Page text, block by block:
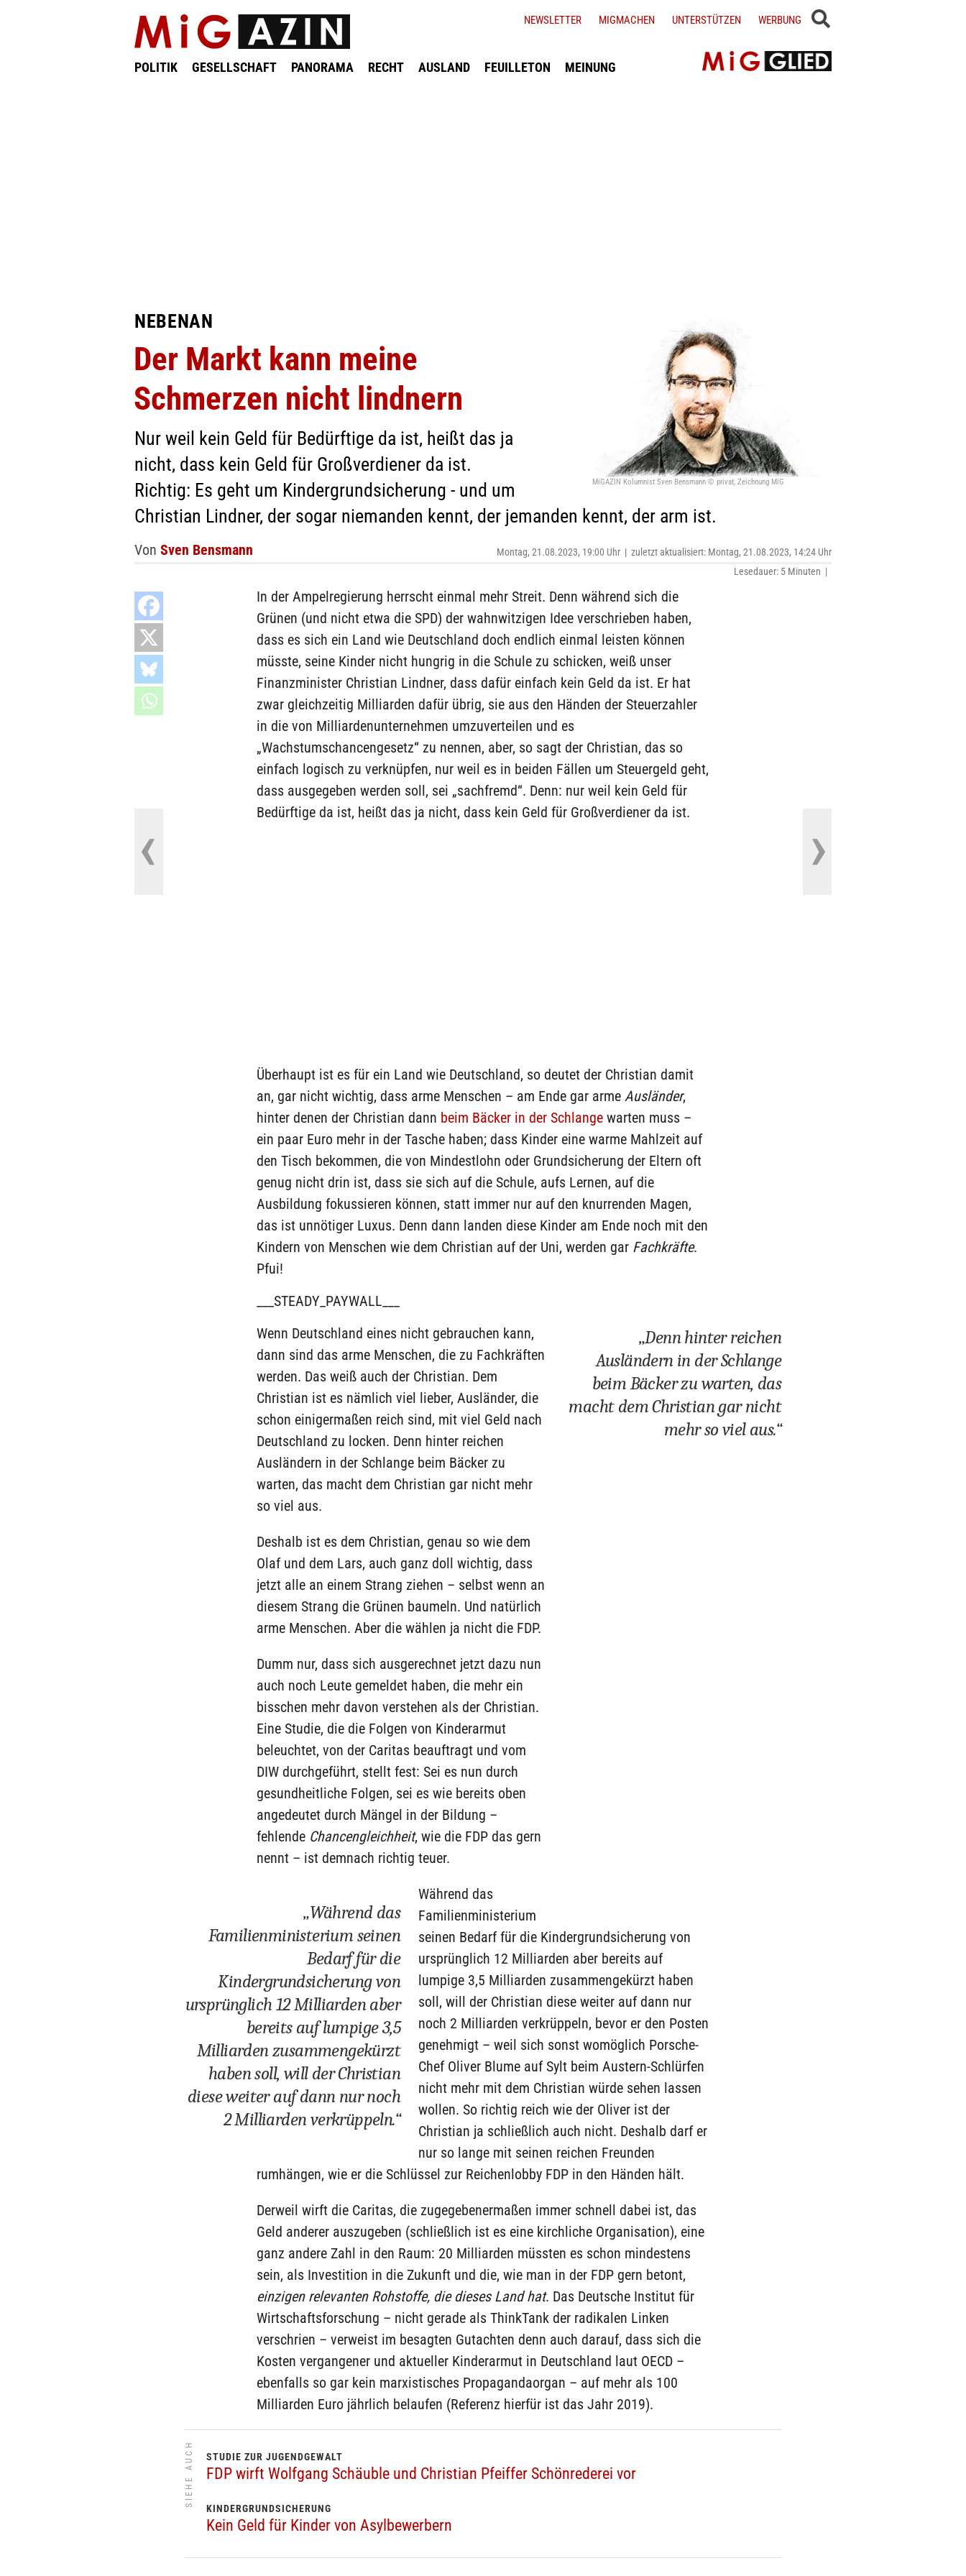
POLITIK GESELLSCHAFT PANORAMA RECHT AUSLAND FEUILLETON MEINUNG
NEWSLETTER MIGMACHEN UNTERSTÜTZEN WERBUNG
MiGAZIN Kolumnist Sven Bensmann © privat, Zeichnung MiG
NEBENAN
Der Markt kann meine
Schmerzen nicht lindnern
Nur weil kein Geld für Bedürftige da ist, heißt das ja
nicht, dass kein Geld für Großverdiener da ist.
Richtig: Es geht um Kindergrundsicherung - und um
Christian Lindner, der sogar niemanden kennt, der jemanden kennt, der arm ist.
Von Sven Bensmann Montag, 21.08.2023, 19:00 Uhr | zuletzt aktualisiert: Montag, 21.08.2023, 14:24 Uhr
Lesedauer: 5 Minuten |
In der Ampelregierung herrscht einmal mehr Streit. Denn während sich die
Grünen (und nicht etwa die SPD) der wahnwitzigen Idee verschrieben haben,
dass es sich ein Land wie Deutschland doch endlich einmal leisten können
müsste, seine Kinder nicht hungrig in die Schule zu schicken, weiß unser
Finanzminister Christian Lindner, dass dafür einfach kein Geld da ist. Er hat
zwar gleichzeitig Milliarden dafür übrig, sie aus den Händen der Steuerzahler
in die von Milliardenunternehmen umzuverteilen und es
„Wachstumschancengesetz“ zu nennen, aber, so sagt der Christian, das so
einfach logisch zu verknüpfen, nur weil es in beiden Fällen um Steuergeld geht,
dass ausgegeben werden soll, sei „sachfremd“. Denn: nur weil kein Geld für
Bedürftige da ist, heißt das ja nicht, dass kein Geld für Großverdiener da ist.
Überhaupt ist es für ein Land wie Deutschland, so deutet der Christian damit
an, gar nicht wichtig, dass arme Menschen – am Ende gar arme Ausländer,
hinter denen der Christian dann beim Bäcker in der Schlange warten muss –
ein paar Euro mehr in der Tasche haben; dass Kinder eine warme Mahlzeit auf
den Tisch bekommen, die von Mindestlohn oder Grundsicherung der Eltern oft
genug nicht drin ist, dass sie sich auf die Schule, aufs Lernen, auf die
Ausbildung fokussieren können, statt immer nur auf den knurrenden Magen,
das ist unnötiger Luxus. Denn dann landen diese Kinder am Ende noch mit den
Kindern von Menschen wie dem Christian auf der Uni, werden gar Fachkräfte.
Pfui!
___STEADY_PAYWALL___
„Denn hinter reichen
Ausländern in der Schlange
beim Bäcker zu warten, das
macht dem Christian gar nicht
mehr so viel aus.“
Wenn Deutschland eines nicht gebrauchen kann,
dann sind das arme Menschen, die zu Fachkräften
werden. Das weiß auch der Christian. Dem
Christian ist es nämlich viel lieber, Ausländer, die
schon einigermaßen reich sind, mit viel Geld nach
Deutschland zu locken. Denn hinter reichen
Ausländern in der Schlange beim Bäcker zu
warten, das macht dem Christian gar nicht mehr
so viel aus.
Deshalb ist es dem Christian, genau so wie dem
Olaf und dem Lars, auch ganz doll wichtig, dass
jetzt alle an einem Strang ziehen – selbst wenn an
diesem Strang die Grünen baumeln. Und natürlich
arme Menschen. Aber die wählen ja nicht die FDP.
Dumm nur, dass sich ausgerechnet jetzt dazu nun
auch noch Leute gemeldet haben, die mehr ein
bisschen mehr davon verstehen als der Christian.
Eine Studie, die die Folgen von Kinderarmut
beleuchtet, von der Caritas beauftragt und vom
DIW durchgeführt, stellt fest: Sei es nun durch
gesundheitliche Folgen, sei es wie bereits oben
angedeutet durch Mängel in der Bildung –
fehlende Chancengleichheit, wie die FDP das gern
nennt – ist demnach richtig teuer.
„Während das
Familienministerium seinen
Bedarf für die
Kindergrundsicherung von
ursprünglich 12 Milliarden aber
bereits auf lumpige 3,5
Milliarden zusammengekürzt
haben soll, will der Christian
diese weiter auf dann nur noch
2 Milliarden verkrüppeln.“
Während das
Familienministerium
seinen Bedarf für die Kindergrundsicherung von
ursprünglich 12 Milliarden aber bereits auf
lumpige 3,5 Milliarden zusammengekürzt haben
soll, will der Christian diese weiter auf dann nur
noch 2 Milliarden verkrüppeln, bevor er den Posten
genehmigt – weil sich sonst womöglich Porsche-
Chef Oliver Blume auf Sylt beim Austern-Schlürfen
nicht mehr mit dem Christian würde sehen lassen
wollen. So richtig reich wie der Oliver ist der
Christian ja schließlich auch nicht. Deshalb darf er
nur so lange mit seinen reichen Freunden
rumhängen, wie er die Schlüssel zur Reichenlobby FDP in den Händen hält.
Derweil wirft die Caritas, die zugegebenermaßen immer schnell dabei ist, das
Geld anderer auszugeben (schließlich ist es eine kirchliche Organisation), eine
ganz andere Zahl in den Raum: 20 Milliarden müssten es schon mindestens
sein, als Investition in die Zukunft und die, wie man in der FDP gern betont,
einzigen relevanten Rohstoffe, die dieses Land hat. Das Deutsche Institut für
Wirtschaftsforschung – nicht gerade als ThinkTank der radikalen Linken
verschrien – verweist im besagten Gutachten denn auch darauf, dass sich die
Kosten vergangener und aktueller Kinderarmut in Deutschland laut OECD –
ebenfalls so gar kein marxistisches Propagandaorgan – auf mehr als 100
Milliarden Euro jährlich belaufen (Referenz hierfür ist das Jahr 2019).
SIEHE AUCH STUDIE ZUR JUGENDGEWALT
FDP wirft Wolfgang Schäuble und Christian Pfeiffer Schönrederei vor
KINDERGRUNDSICHERUNG
Kein Geld für Kinder von Asylbewerbern